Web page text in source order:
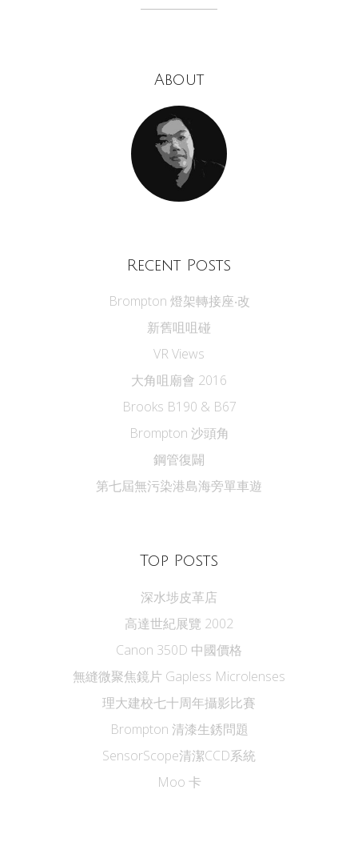
About
Recent Posts
Brompton 燈架轉接座‧改
新舊咀咀碰
VR Views
大角咀廟會 2016
Brooks B190 & B67
Brompton 沙頭角
鋼管復闢
第七屆無污染港島海旁單車遊
Top Posts
深水埗皮革店
高達世紀展覽 2002
Canon 350D 中國價格
無縫微聚焦鏡片 Gapless Microlenses
理大建校七十周年攝影比賽
Brompton 清漆生銹問題
SensorScope清潔CCD系統
Moo 卡